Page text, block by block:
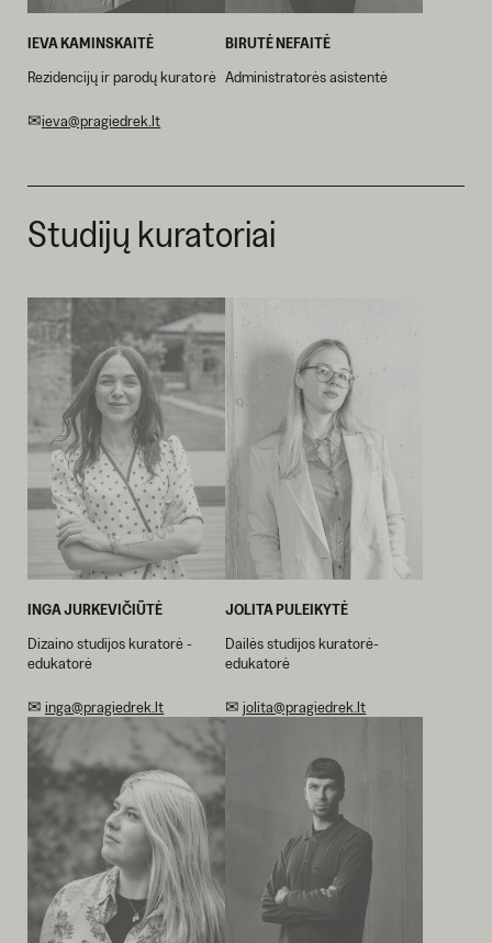
IEVA KAMINSKAITĖ
Rezidencijų ir parodų kuratorė
✉ieva@pragiedrek.lt
BIRUTĖ NEFAITĖ
Administratorės asistentė
Studijų kuratoriai
INGA JURKEVIČIŪTĖ
Dizaino studijos kuratorė -
edukatorė
✉ inga@pragiedrek.lt
JOLITA PULEIKYTĖ
Dailės studijos kuratorė-
edukatorė
✉ jolita@pragiedrek.lt